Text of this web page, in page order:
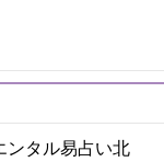
ンタル易占い北